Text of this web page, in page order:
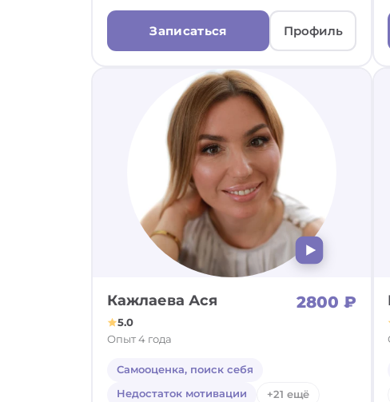
Записаться Профиль
Кажлаева Ася 2800 ₽
5.0
Опыт 4 года
Самооценка, поиск себя
Недостаток мотивации
+21 ещё